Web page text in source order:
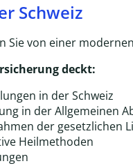
Schweiz
Sie von einer
deckt:
in der Schweiz
in der Allgemeinen
der gesetzlichen
Heilmethoden